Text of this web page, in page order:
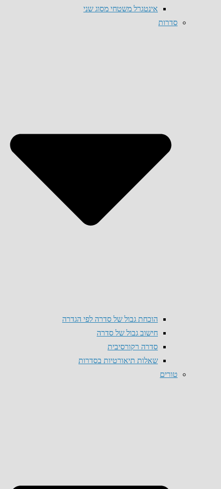
אינטגרל משטחי מסוג שני
סדרות
הוכחת גבול של סדרה לפי הגדרה
חישוב גבול של סדרה
סדרה רקורסיבית
שאלות תיאורטיות בסדרות
טורים